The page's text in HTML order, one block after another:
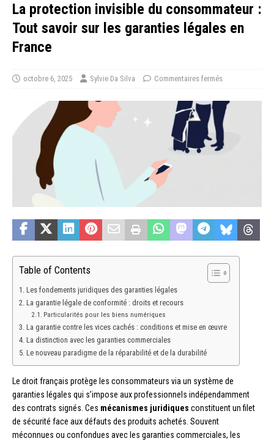
La protection invisible du consommateur :
Tout savoir sur les garanties légales en
France
octobre 6, 2025 Sylvie Da Silva Commentaires fermés
Table of Contents
Les fondements juridiques des garanties légales
La garantie légale de conformité : droits et recours
Particularités pour les biens numériques
La garantie contre les vices cachés : conditions et mise en œuvre
La distinction avec les garanties commerciales
Le nouveau paradigme de la réparabilité et de la durabilité
Le droit français protège les consommateurs via un système de
garanties légales qui s’impose aux professionnels indépendamment
des contrats signés. Ces mécanismes juridiques constituent un filet
de sécurité face aux défauts des produits achetés. Souvent
méconnues ou confondues avec les garanties commerciales, les